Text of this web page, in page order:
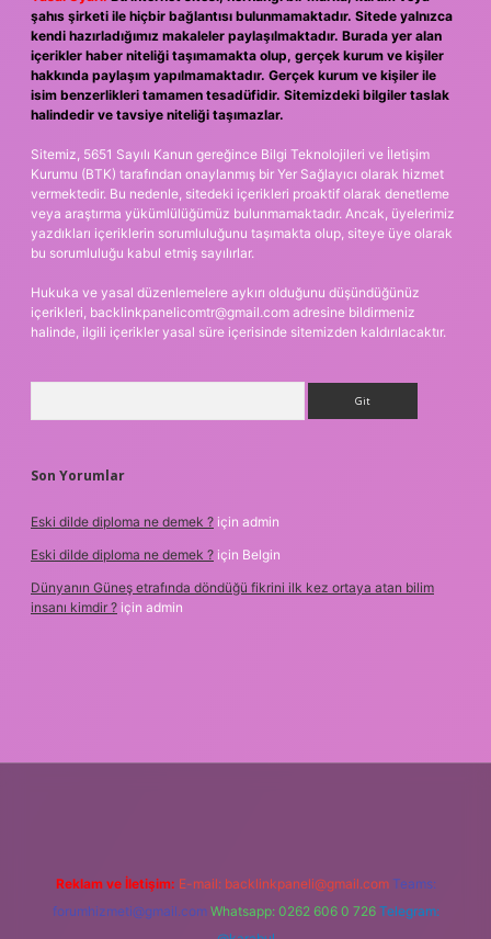
şahıs şirketi ile hiçbir bağlantısı bulunmamaktadır. Sitede yalnızca
kendi hazırladığımız makaleler paylaşılmaktadır. Burada yer alan
içerikler haber niteliği taşımamakta olup, gerçek kurum ve kişiler
hakkında paylaşım yapılmamaktadır. Gerçek kurum ve kişiler ile
isim benzerlikleri tamamen tesadüfidir. Sitemizdeki bilgiler taslak
halindedir ve tavsiye niteliği taşımazlar.
Sitemiz, 5651 Sayılı Kanun gereğince Bilgi Teknolojileri ve İletişim
Kurumu (BTK) tarafından onaylanmış bir Yer Sağlayıcı olarak hizmet
vermektedir. Bu nedenle, sitedeki içerikleri proaktif olarak denetleme
veya araştırma yükümlülüğümüz bulunmamaktadır. Ancak, üyelerimiz
yazdıkları içeriklerin sorumluluğunu taşımakta olup, siteye üye olarak
bu sorumluluğu kabul etmiş sayılırlar.
Hukuka ve yasal düzenlemelere aykırı olduğunu düşündüğünüz
içerikleri, backlinkpanelicomtr@gmail.com adresine bildirmeniz
halinde, ilgili içerikler yasal süre içerisinde sitemizden kaldırılacaktır.
Son Yorumlar
Eski dilde diploma ne demek ? için admin
Eski dilde diploma ne demek ? için Belgin
Dünyanın Güneş etrafında döndüğü fikrini ilk kez ortaya atan bilim
insanı kimdir ? için admin
Reklam ve İletişim: E-mail: backlinkpaneli@gmail.com Teams:
forumhizmeti@gmail.com Whatsapp: 0262 606 0 726 Telegram: